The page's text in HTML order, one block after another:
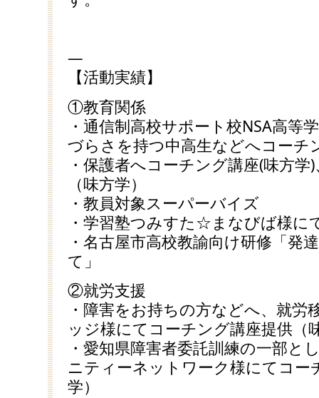
—
【活動実績】
①教育関係
・通信制高校サポート校NSA高等
づらさを持つ中高生などへコーチ
・保護者へコーチング講座(味方
（味方学）
・教員対象スーパーバイズ
・学習塾つみすた☆まなびば様に
・名古屋市高校教諭向け研修「発
て」
②就労支援
・障害をお持ちの方などへ、就労
ッジ様にてコーチング講座提供（
・愛知県障害者委託訓練の一部と
ニティーネットワーク様にてコー
学）